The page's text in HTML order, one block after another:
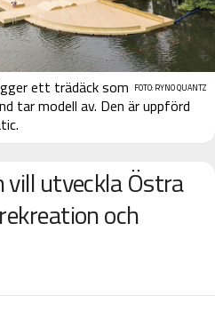
FOTO: RYNO QUANTZ
ett trädäck som
tar modell av. Den är uppförd
utveckla Östra
och